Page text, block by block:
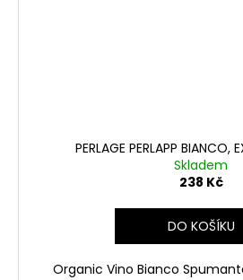
PERLAGE PERLAPP BIANCO,
Skladem
238 Kč
DO KOŠÍKU
Organic Vino Bianco